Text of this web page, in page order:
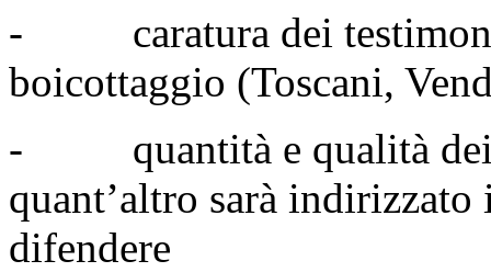
- caratura dei
boicottaggio (Toscani,
- quantità e qualità dei
quant’altro sarà
difendere